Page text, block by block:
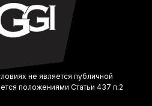
не является публичной
положениями Статьи 437 п.2